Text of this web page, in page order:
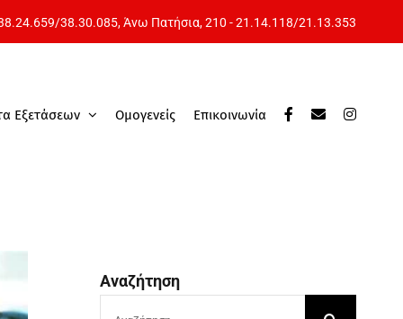
/38.30.085, Άνω Πατήσια,210 - 21.14.118/21.13.353
Εξετάσεων Ομογενείς Επικοινωνία
Αναζήτηση